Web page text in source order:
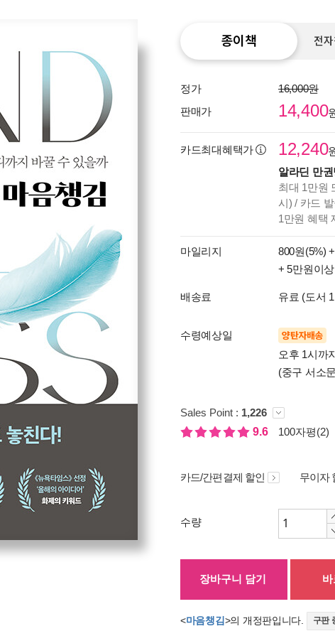
종이책 전
정가
16,000원
판매가
14,400
카드최대혜택가 12,240
알라딘 만
최대 1만원
시) / 카드
1만원 혜택
마일리지 800원(5%) +
+ 5만원이
배송료 유료 (도서
수령예상일 양탄자배송
오후 1시까
(중구 서소
Sales Point : 1,226
9.6
100자평(2)
카드/간편결제 할인 무이자
수량
장바구니 담기
<마음챙김>의 개정판입니다. 구판